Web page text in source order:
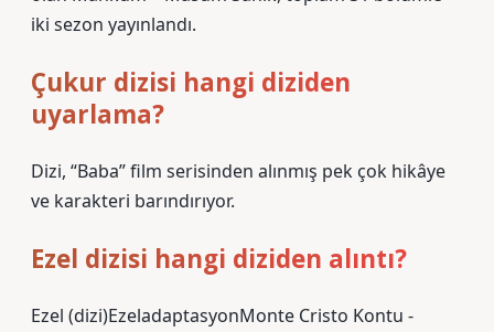
iki sezon yayınlandı.
Çukur dizisi hangi diziden
uyarlama?
Dizi, “Baba” film serisinden alınmış pek çok hikâye
ve karakteri barındırıyor.
Ezel dizisi hangi diziden alıntı?
Ezel (dizi)EzeladaptasyonMonte Cristo Kontu -